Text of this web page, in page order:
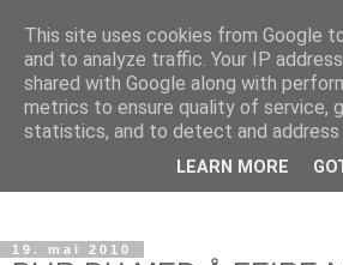
19. mai 2010
This site uses cookies from Google
and to analyze traffic. Your IP
shared with Google along with
metrics to ensure quality of service,
statistics, and to detect and address
LEARN MORE